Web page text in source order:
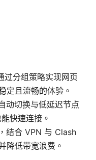
过分组策略实现网页
定且流畅的体验。
动切换与低延迟节点
快速连接。
结合 VPN 与 Clash
降低带宽浪费。